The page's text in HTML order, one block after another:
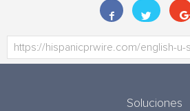
Soluciones